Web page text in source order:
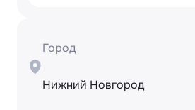
Город
Нижний Новгород